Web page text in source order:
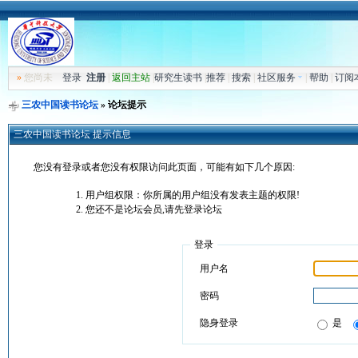
»您尚未 登录 注册| 返回主站| 研究生读书| 推荐| 搜索| 社区服务 帮助 订阅
三农中国读书论坛» 论坛提示
三农中国读书论坛 提示信息
您没有登录或者您没有权限访问此页面，可能有如下几个原因:
用户组权限：你所属的用户组没有发表主题的权限!
您还不是论坛会员,请先登录论坛
登录
用户名
密码
隐身登录 是